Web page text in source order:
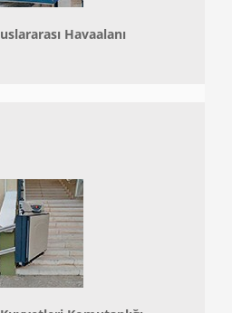
Havaalanı